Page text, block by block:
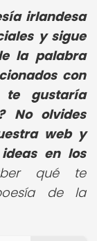
irlandesa
y sigue
la palabra
con
gustaría
No olvides
web y
en los
qué te
de la